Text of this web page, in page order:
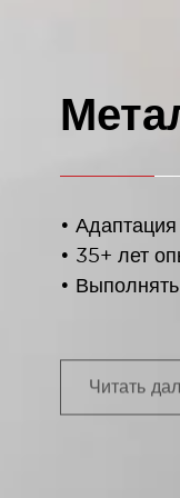
•
• 35+ лет
•
Читать